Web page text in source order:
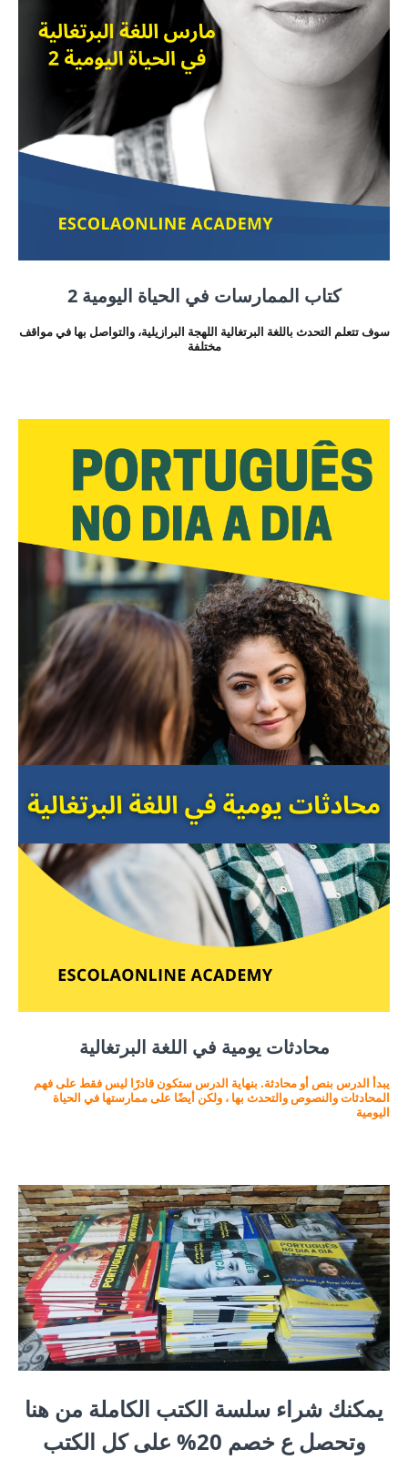
كتاب الممارسات في الحياة اليومية 2
سوف تتعلم التحدث باللغة البرتغالية اللهجة البرازيلية، والتواصل بها في مواقف
مختلفة
محادثات يومية في اللغة البرتغالية
يبدأ الدرس بنص أو محادثة. بنهاية الدرس ستكون قادرًا ليس فقط على فهم
المحادثات والنصوص والتحدث بها ، ولكن أيضًا على ممارستها في الحياة
اليومية
يمكنك شراء سلسة الكتب الكاملة من هنا
وتحصل ع خصم 20% على كل الكتب